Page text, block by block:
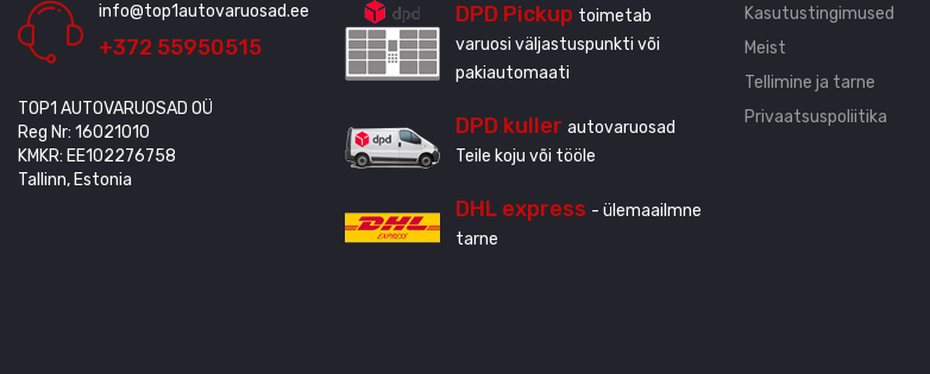
info@top1autovaruosad.ee
+372 55950515
TOP1 AUTOVARUOSAD OÜ
Reg Nr: 16021010
KMKR: EE102276758
Tallinn, Estonia
DPD Pickup toimetab
varuosi väljastuspunkti või
pakiautomaati
DPD kuller autovaruosad
Teile koju või tööle
DHL express - ülemaailmne
tarne
Kasutustingimused
Meist
Tellimine ja tarne
Privaatsuspoliitika